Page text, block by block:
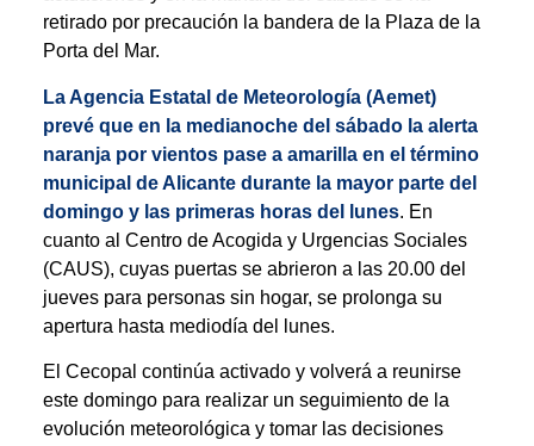
retirado por precaución la bandera de la Plaza de la
Porta del Mar.
La Agencia Estatal de Meteorología (Aemet)
prevé que en la medianoche del sábado la alerta
naranja por vientos pase a amarilla en el término
municipal de Alicante durante la mayor parte del
domingo y las primeras horas del lunes. En
cuanto al Centro de Acogida y Urgencias Sociales
(CAUS), cuyas puertas se abrieron a las 20.00 del
jueves para personas sin hogar, se prolonga su
apertura hasta mediodía del lunes.
El Cecopal continúa activado y volverá a reunirse
este domingo para realizar un seguimiento de la
evolución meteorológica y tomar las decisiones